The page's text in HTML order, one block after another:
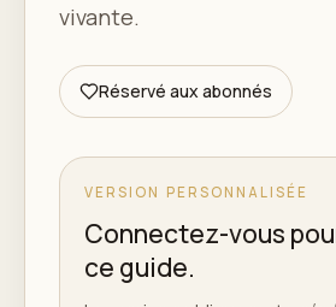
vivante.
Réservé aux abonnés
VERSION PERSONNALISÉE
Connectez-vous
ce guide.